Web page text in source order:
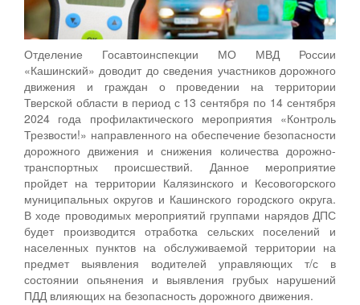
Отделение Госавтоинспекции МО МВД России
«Кашинский» доводит до сведения участников дорожного
движения и граждан о проведении на территории
Тверской области в период с 13 сентября по 14 сентября
2024 года профилактического мероприятия «Контроль
Трезвости!» направленного на обеспечение безопасности
дорожного движения и снижения количества дорожно-
транспортных происшествий. Данное мероприятие
пройдет на территории Калязинского и Кесовогорского
муниципальных округов и Кашинского городского округа.
В ходе проводимых мероприятий группами нарядов ДПС
будет производится отработка сельских поселений и
населенных пунктов на обслуживаемой территории на
предмет выявления водителей управляющих т/с в
состоянии опьянения и выявления грубых нарушений
ПДД влияющих на безопасность дорожного движения.